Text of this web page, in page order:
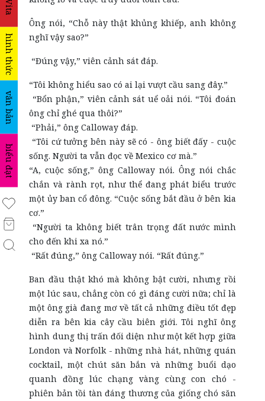
hình thức
văn bản
biểu đạt
Ông nói, “Chỗ này thật khủng khiếp, anh không
nghĩ vậy sao?”
“Đúng vậy,” viên cảnh sát đáp.
“Tôi không hiểu sao có ai lại vượt cầu sang đây.”
“Bổn phận,” viên cảnh sát uể oải nói. “Tôi đoán
ông chỉ ghé qua thôi?”
“Phải,” ông Calloway đáp.
“Tôi cứ tưởng bên này sẽ có - ông biết đấy - cuộc
sống. Người ta vẫn đọc về Mexico cơ mà.”
“A, cuộc sống,” ông Calloway nói. Ông nói chắc
chắn và rành rọt, như thể đang phát biểu trước
một ủy ban cổ đông. “Cuộc sống bắt đầu ở bên kia
cơ.”
“Người ta không biết trân trọng đất nước mình
cho đến khi xa nó.”
“Rất đúng,” ông Calloway nói. “Rất đúng.”
Ban đầu thật khó mà không bật cười, nhưng rồi
một lúc sau, chẳng còn có gì đáng cười nữa; chỉ là
một ông già đang mơ về tất cả những điều tốt đẹp
diễn ra bên kia cây cầu biên giới. Tôi nghĩ ông
hình dung thị trấn đối diện như một kết hợp giữa
London và Norfolk - những nhà hát, những quán
cocktail, một chút săn bắn và những buổi dạo
quanh đồng lúc chạng vàng cùng con chó -
phiên bản tồi tàn đáng thương của giống chó săn